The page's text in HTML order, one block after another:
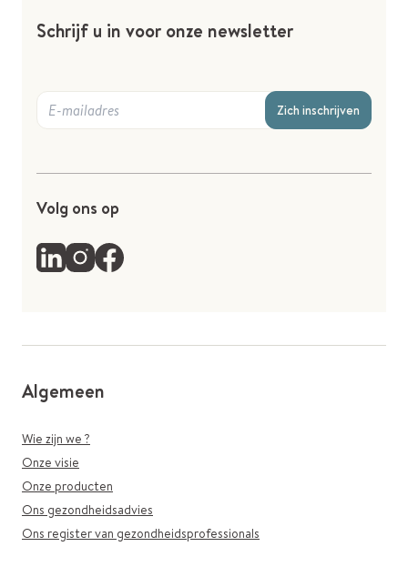
Schrijf u in voor onze newsletter
Zich inschrijven
Volg ons op
Algemeen
Wie zijn we ?
Onze visie
Onze producten
Ons gezondheidsadvies
Ons register van gezondheidsprofessionals